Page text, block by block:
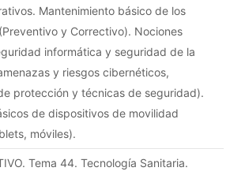
Mantenimiento básico de los
y Correctivo). Nociones
informática y seguridad de la
y riesgos cibernéticos,
protección y técnicas de seguridad).
de dispositivos de movilidad
móviles).
Tema 44. Tecnología Sanitaria.